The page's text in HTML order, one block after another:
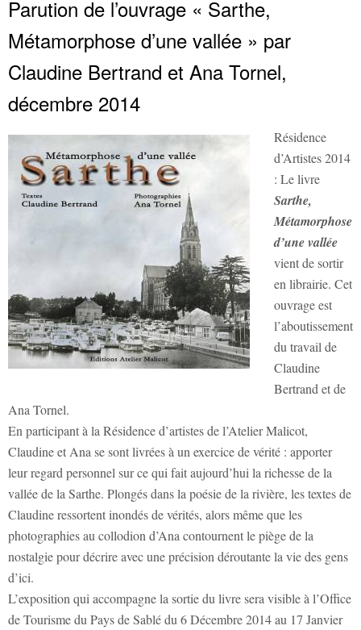
Parution de l’ouvrage « Sarthe,
Métamorphose d’une vallée » par
Claudine Bertrand et Ana Tornel,
décembre 2014
Résidence
d’Artistes 2014
: Le livre
Sarthe,
Métamorphose
d’une vallée
vient de sortir
en librairie. Cet
ouvrage est
l’aboutissement
du travail de
Claudine
Bertrand et de
Ana Tornel.
En participant à la Résidence d’artistes de l’Atelier Malicot,
Claudine et Ana se sont livrées à un exercice de vérité : apporter
leur regard personnel sur ce qui fait aujourd’hui la richesse de la
vallée de la Sarthe. Plongés dans la poésie de la rivière, les textes de
Claudine ressortent inondés de vérités, alors même que les
photographies au collodion d’Ana contournent le piège de la
nostalgie pour décrire avec une précision déroutante la vie des gens
d’ici.
L’exposition qui accompagne la sortie du livre sera visible à l’Office
de Tourisme du Pays de Sablé du 6 Décembre 2014 au 17 Janvier